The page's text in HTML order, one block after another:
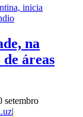
inicia
na
áreas
setembro
|